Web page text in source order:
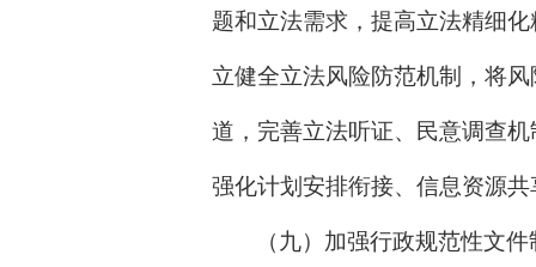
题和立法需求，提高立法精细
立健全立法风险防范机制，将
道，完善立法听证、民意调查
强化计划安排衔接、信息资源
（九）加强行政规范性文